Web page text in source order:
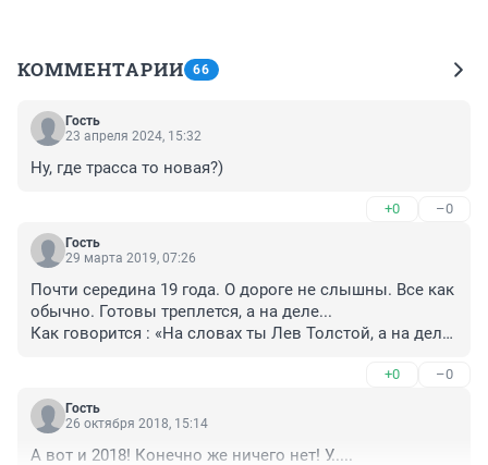
КОММЕНТАРИИ 66
Гость
23 апреля 2024, 15:32
Ну, где трасса то новая?)
+0 –0
Гость
29 марта 2019, 07:26
Почти середина 19 года. О дороге не слышны. Все как
обычно. Готовы треплется, а на деле...
Как говорится : «На словах ты Лев Толстой, а на деле
+0 –0
Гость
26 октября 2018, 15:14
А вот и 2018! Конечно же ничего нет! У.....